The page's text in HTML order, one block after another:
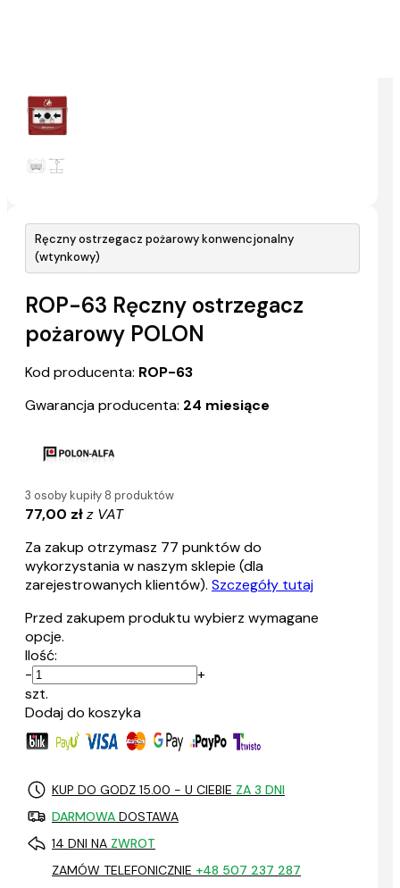
Ręczny ostrzegacz pożarowy konwencjonalny
(wtynkowy)
ROP-63 Ręczny ostrzegacz
pożarowy POLON
Kod producenta: ROP-63
Gwarancja producenta: 24 miesiące
3 osoby kupiły 8 produktów
77,00 złz VAT
Za zakup otrzymasz 77 punktów do
wykorzystania w naszym sklepie (dla
zarejestrowanych klientów). Szczegóły tutaj
Przed zakupem produktu wybierz wymagane
opcje.
Ilość:
-
+
szt.
Dodaj do koszyka
KUP DO GODZ 15.00 - U CIEBIE ZA 3 DNI
DARMOWA DOSTAWA
14 DNI NA ZWROT
ZAMÓW TELEFONICZNIE +48 507 237 287